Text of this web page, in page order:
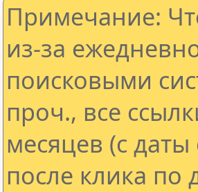
Примечание:
из-за
поисковыми
проч., все
месяцев (с
после клика по